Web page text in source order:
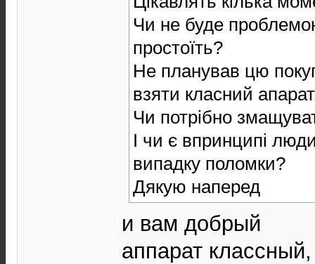
Чи не буде
простоїть?
Не планував цю
взяти класний апарат
Чи потрібно
І чи є впринципі
випадку поломки?
Дякую наперед
и вам добрый
аппарат